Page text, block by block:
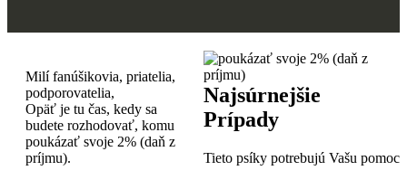
Milí fanúšikovia, priatelia,
podporovatelia,
Opäť je tu čas, kedy sa
budete rozhodovať, komu
poukázať svoje 2% (daň z
príjmu).
Najsúrnejšie
Prípady
Tieto psíky potrebujú Vašu pomoc